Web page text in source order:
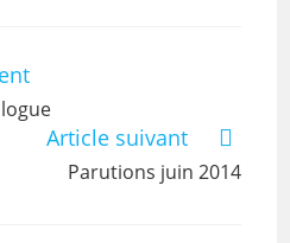
Article suivant
Parutions juin 2014